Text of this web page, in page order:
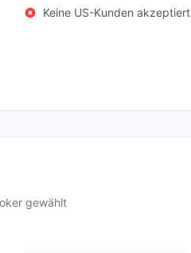
Keine US-Kunden akzeptiert
gewählt